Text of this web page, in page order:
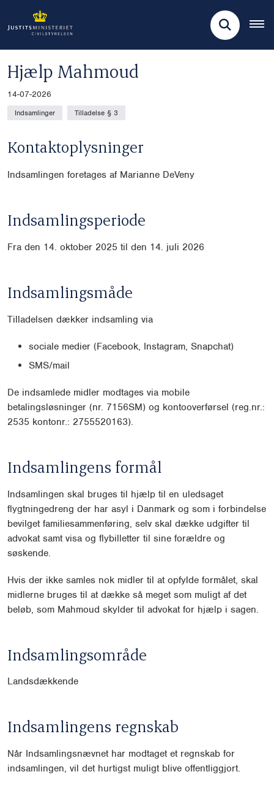
Hjælp Mahmoud
14-07-2026
Indsamlinger Tilladelse § 3
Kontaktoplysninger
Indsamlingen foretages af Marianne DeVeny
Indsamlingsperiode
Fra den 14. oktober 2025 til den 14. juli 2026
Indsamlingsmåde
Tilladelsen dækker indsamling via
sociale medier (Facebook, Instagram, Snapchat)
SMS/mail
De indsamlede midler modtages via mobile
betalingsløsninger (nr. 7156SM) og kontooverførsel (reg.nr.:
2535 kontonr.: 2755520163).
Indsamlingens formål
Indsamlingen skal bruges til hjælp til en uledsaget
flygtningedreng der har asyl i Danmark og som i forbindelse
bevilget familiesammenføring, selv skal dække udgifter til
advokat samt visa og flybilletter til sine forældre og
søskende.
Hvis der ikke samles nok midler til at opfylde formålet, skal
midlerne bruges til at dække så meget som muligt af det
beløb, som Mahmoud skylder til advokat for hjælp i sagen.
Indsamlingsområde
Landsdækkende
Indsamlingens regnskab
Når Indsamlingsnævnet har modtaget et regnskab for
indsamlingen, vil det hurtigst muligt blive offentliggjort.